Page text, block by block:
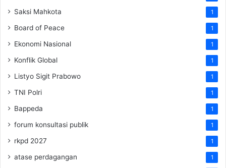
Saksi Mahkota 1
Board of Peace 1
Ekonomi Nasional 1
Konflik Global 1
Listyo Sigit Prabowo 1
TNI Polri 1
Bappeda 1
forum konsultasi publik 1
rkpd 2027 1
atase perdagangan 1